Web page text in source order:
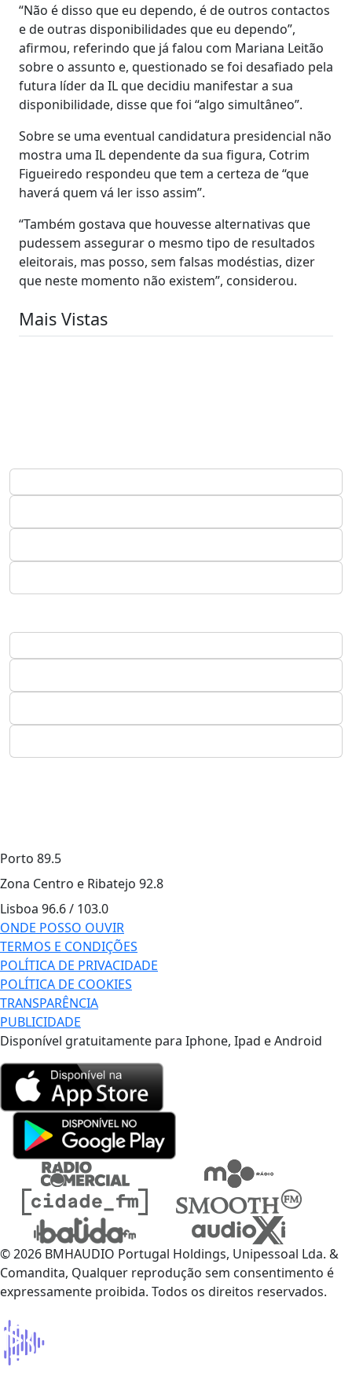
“Não é disso que eu dependo, é de outros contactos
e de outras disponibilidades que eu dependo”,
afirmou, referindo que já falou com Mariana Leitão
sobre o assunto e, questionado se foi desafiado pela
futura líder da IL que decidiu manifestar a sua
disponibilidade, disse que foi “algo simultâneo”.
Sobre se uma eventual candidatura presidencial não
mostra uma IL dependente da sua figura, Cotrim
Figueiredo respondeu que tem a certeza de “que
haverá quem vá ler isso assim”.
“Também gostava que houvesse alternativas que
pudessem assegurar o mesmo tipo de resultados
eleitorais, mas posso, sem falsas modéstias, dizer
que neste momento não existem”, considerou.
Mais Vistas
Porto 89.5
Zona Centro e Ribatejo 92.8
Lisboa 96.6 / 103.0
ONDE POSSO OUVIR
TERMOS E CONDIÇÕES
POLÍTICA DE PRIVACIDADE
POLÍTICA DE COOKIES
TRANSPARÊNCIA
PUBLICIDADE
Disponível gratuitamente para Iphone, Ipad e Android
© 2026 BMHAUDIO Portugal Holdings, Unipessoal Lda. &
Comandita, Qualquer reprodução sem consentimento é
expressamente proibida. Todos os direitos reservados.